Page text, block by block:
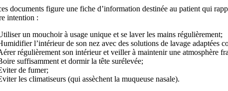
documents figure une fiche d’information destinée au patient qui
intention :
un mouchoir à usage unique et se laver les mains régulièrement;
l’intérieur de son nez avec des solutions de lavage adaptées
régulièrement son intérieur et veiller à maintenir une atmosphère
suffisamment et dormir la tête surélevée;
de fumer;
les climatiseurs (qui assèchent la muqueuse nasale).